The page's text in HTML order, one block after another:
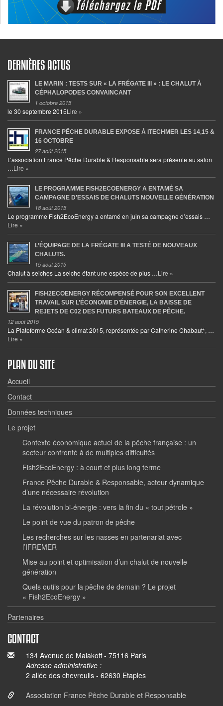
DERNIÈRES ACTUS
LE MARIN : TESTS SUR « LA FRÉGATE III » : LE CHALUT À
CÉPHALOPODES CONVAINCANT
1 octobre 2015
le 30 septembre 2015Lire »
FRANCE PÊCHE DURABLE EXPOSE À ITECHMER LES 14,15 &
16 OCTOBRE
27 août 2015
L’association France Pêche Durable & Responsable sera présente au salon
…Lire »
LE PROGRAMME FISH2ECOENERGY A ENTAMÉ SA
CAMPAGNE D’ESSAIS DE CHALUTS NOUVELLE GÉNÉRATION
18 août 2015
Le programme Fish2EcoEnergy a entamé en juin sa campagne d’essais …
Lire »
L’ÉQUIPAGE DE LA FRÉGATE III A TESTÉ DE NOUVEAUX
CHALUTS.
15 août 2015
Chalut à seiches La seiche étant une espèce de plus …Lire »
FISH2ECOENERGY RÉCOMPENSÉ POUR SON EXCELLENT
TRAVAIL SUR L’ÉCONOMIE D’ÉNERGIE, LA BAISSE DE
REJETS DE C02 DES FUTURS BATEAUX DE PÊCHE.
12 août 2015
La Plateforme Océan & climat 2015, représentée par Catherine Chabaut*, …
Lire »
PLAN DU SITE
Accueil
Contact
Données techniques
Le projet
Contexte économique actuel de la pêche française : un
secteur confronté à de multiples difficultés
Fish2EcoEnergy : à court et plus long terme
France Pêche Durable & Responsable, acteur dynamique
d’une nécessaire révolution
La révolution bi-énergie : vers la fin du « tout pétrole »
Le point de vue du patron de pêche
Les recherches sur les nasses en partenariat avec
l’IFREMER
Mise au point et optimisation d’un chalut de nouvelle
génération
Quels outils pour la pêche de demain ? Le projet
« Fish2EcoEnergy »
Partenaires
CONTACT
134 Avenue de Malakoff - 75116 Paris
Adresse administrative :
2 allée des chevreuils - 62630 Etaples
Association France Pêche Durable et Responsable